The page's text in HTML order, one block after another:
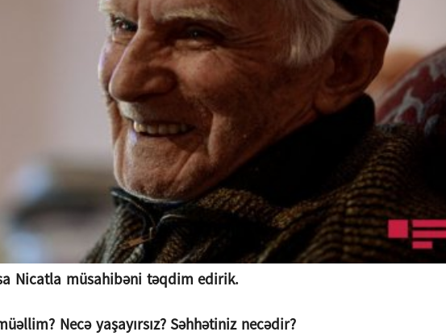
Nicatla müsahibəni təqdim edirik.
Necə yaşayırsız? Səhhətiniz necədir?